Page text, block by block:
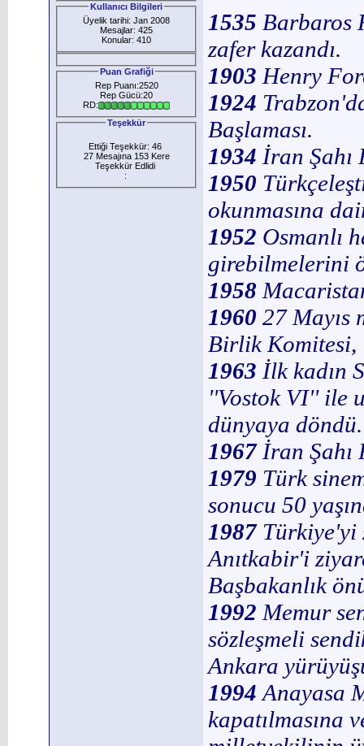
Kullanıcı Bilgileri
Üyelik tarihi: Jan 2008
Mesajlar: 425
Konular: 410
Puan Grafiği
Rep Puanı:2520
Rep Gücü:20
RD:
Teşekkür
Ettiği Teşekkür: 46
27 Mesajına 153 Kere
Teşekkür Edlidi
:
1535 Barbaros
zafer kazandı.
1903 Henry
1924
Başlaması.
1934 İran Şahı
1950
okunmasına
1952 Osmanlı
girebilmelerini
1958
1960 27 Mayıs
Birlik Komitesi,
1963 İlk kadın
''Vostok VI'' ile
dünyaya döndü.
1967 İran Şahı
1979 Türk
sonucu 50
1987 Türkiye'yi
Anıtkabir'i
Başbakanlık
1992 Memur
sözleşmeli
Ankara
1994 Anayasa
kapatılmasına